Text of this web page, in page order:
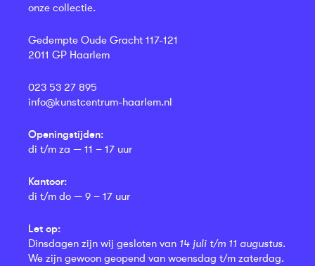
onze collectie.
Gedempte Oude Gracht 117-121
2011 GP Haarlem
023 53 27 895
info@kunstcentrum-haarlem.nl
Openingstijden:
di t/m za — 11 – 17 uur
Kantoor:
di t/m do — 9 – 17 uur
Let op:
Dinsdagen zijn wij gesloten van 14 juli t/m 11 augustus.
We zijn gewoon geopend van woensdag t/m zaterdag.